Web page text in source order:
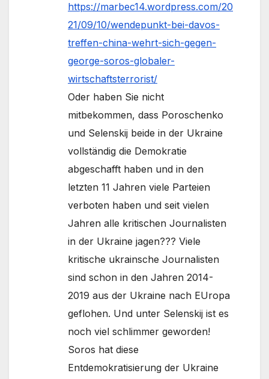
https://marbec14.wordpress.com/20
21/09/10/wendepunkt-bei-davos-
treffen-china-wehrt-sich-gegen-
george-soros-globaler-
wirtschaftsterrorist/
Oder haben Sie nicht
mitbekommen, dass Poroschenko
und Selenskij beide in der Ukraine
vollständig die Demokratie
abgeschafft haben und in den
letzten 11 Jahren viele Parteien
verboten haben und seit vielen
Jahren alle kritischen Journalisten
in der Ukraine jagen??? Viele
kritische ukrainsche Journalisten
sind schon in den Jahren 2014-
2019 aus der Ukraine nach EUropa
geflohen. Und unter Selenskij ist es
noch viel schlimmer geworden!
Soros hat diese
Entdemokratisierung der Ukraine